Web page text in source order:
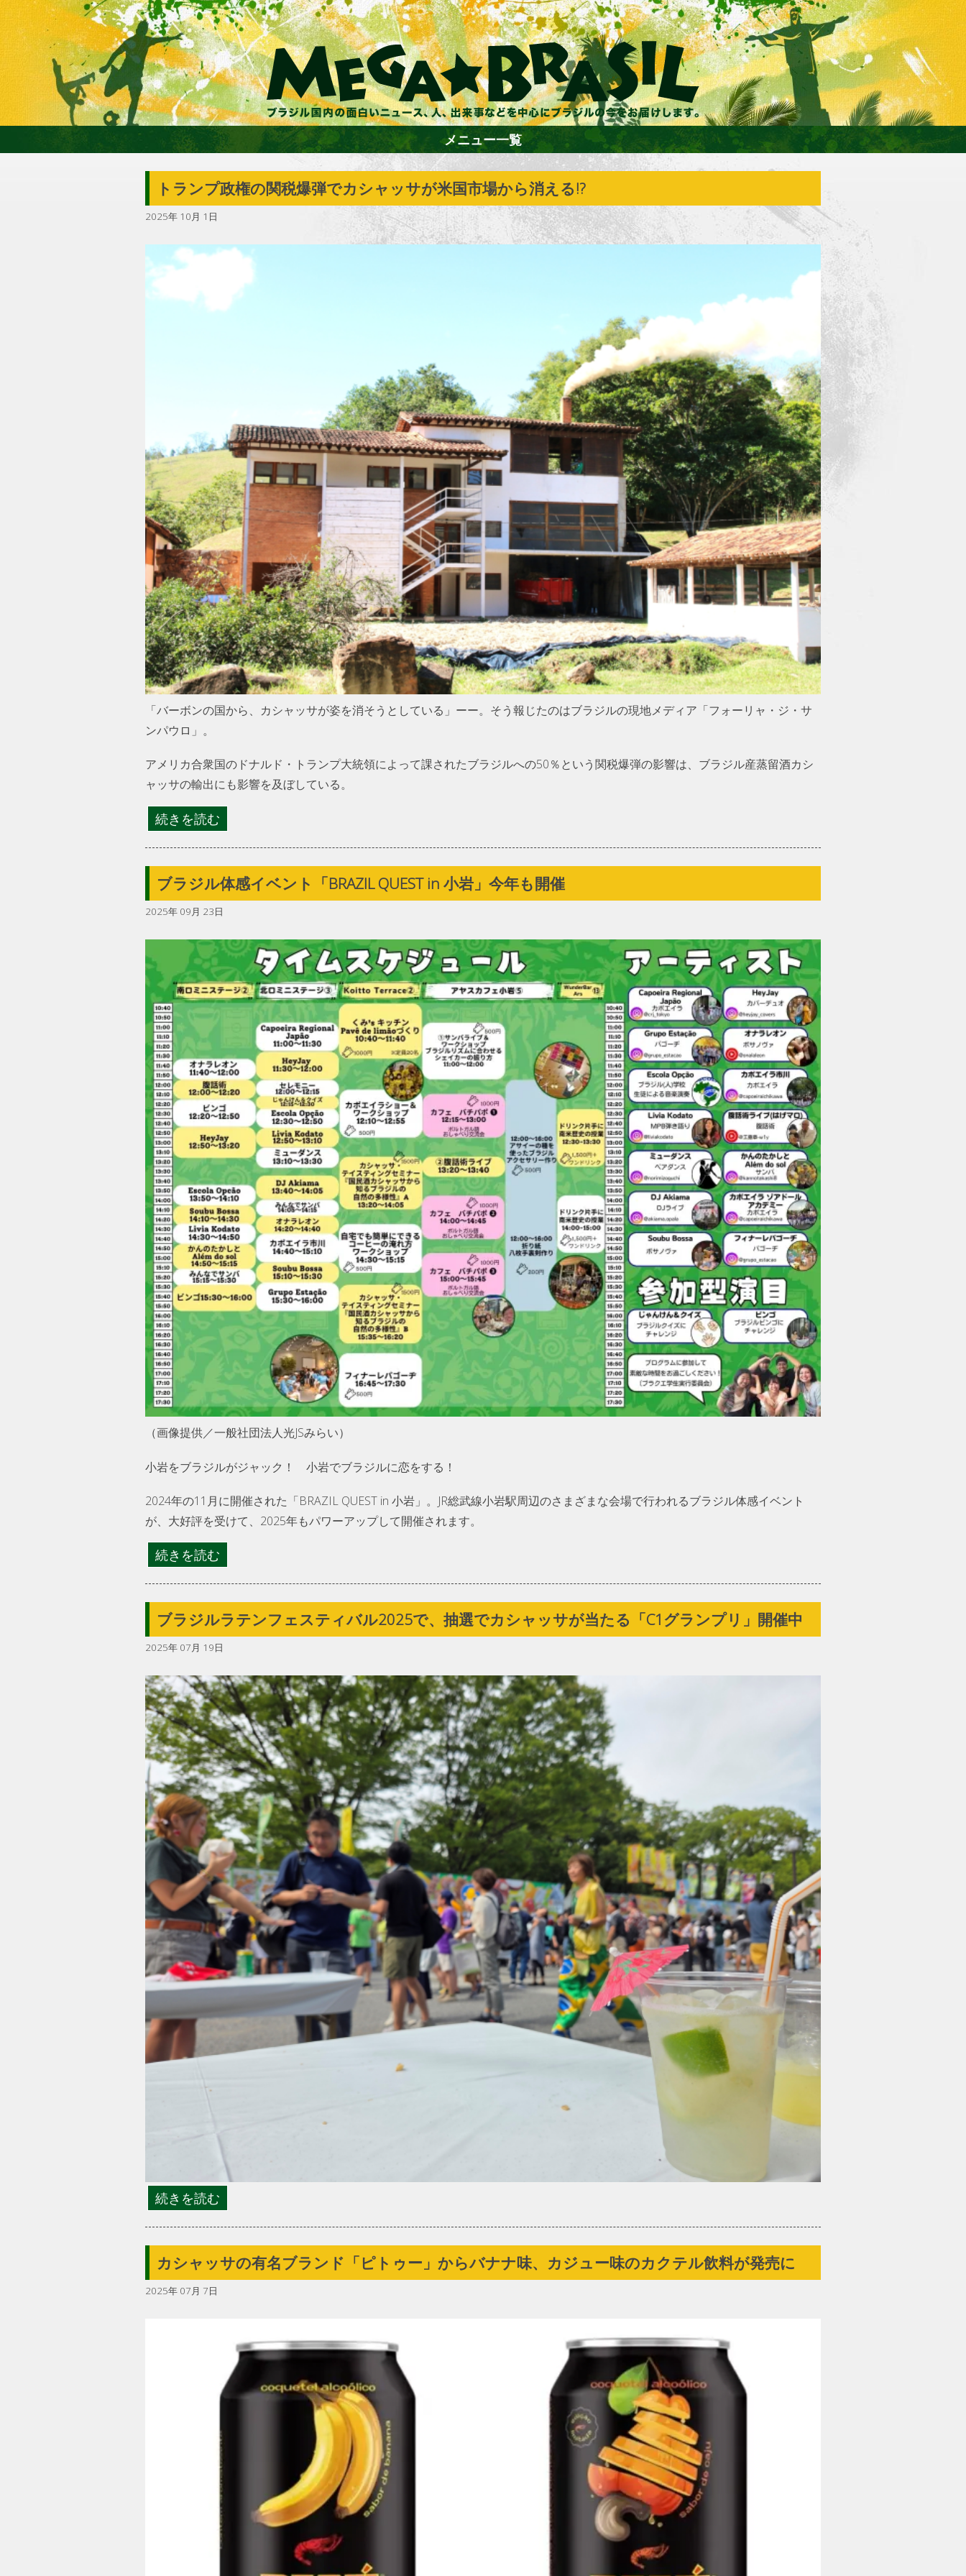
ホーム
ファション
サッカー
PEOPLE
ビジネス
コラム
メニュー一覧
トランプ政権の関税爆弾でカシャッサが米国市場から消える!?
2025年 10月 1日
「バーボンの国から、カシャッサが姿を消そうとしている」ーー。そう報じたのはブラジルの現地メディア「フォーリャ・ジ・サ
ンパウロ」。
アメリカ合衆国のドナルド・トランプ大統領によって課されたブラジルへの50％という関税爆弾の影響は、ブラジル産蒸留酒カシ
ャッサの輸出にも影響を及ぼしている。
続きを読む
ブラジル体感イベント「BRAZIL QUEST in 小岩」今年も開催
2025年 09月 23日
（画像提供／一般社団法人光JSみらい）
小岩をブラジルがジャック！ 小岩でブラジルに恋をする！
2024年の11月に開催された「BRAZIL QUEST in 小岩」。JR総武線小岩駅周辺のさまざまな会場で行われるブラジル体感イベント
が、大好評を受けて、2025年もパワーアップして開催されます。
続きを読む
ブラジルラテンフェスティバル2025で、抽選でカシャッサが当たる「C1グランプリ」開催中
2025年 07月 19日
続きを読む
カシャッサの有名ブランド「ピトゥー」からバナナ味、カジュー味のカクテル飲料が発売に
2025年 07月 7日